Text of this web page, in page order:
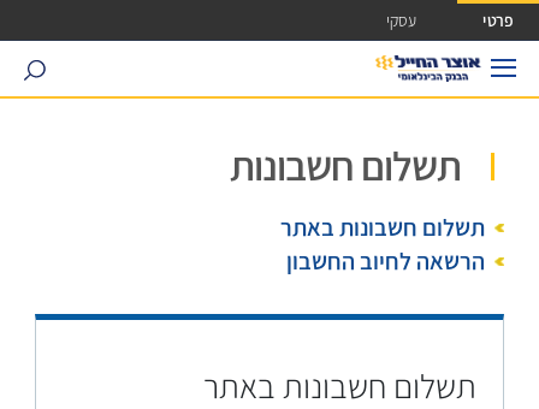
גישה ישירה לכפתור כניסה לחשבונך
פרטי עסקי
search
תשלום חשבונות
תשלום חשבונות באתר
הרשאה לחיוב החשבון
תשלום חשבונות באתר